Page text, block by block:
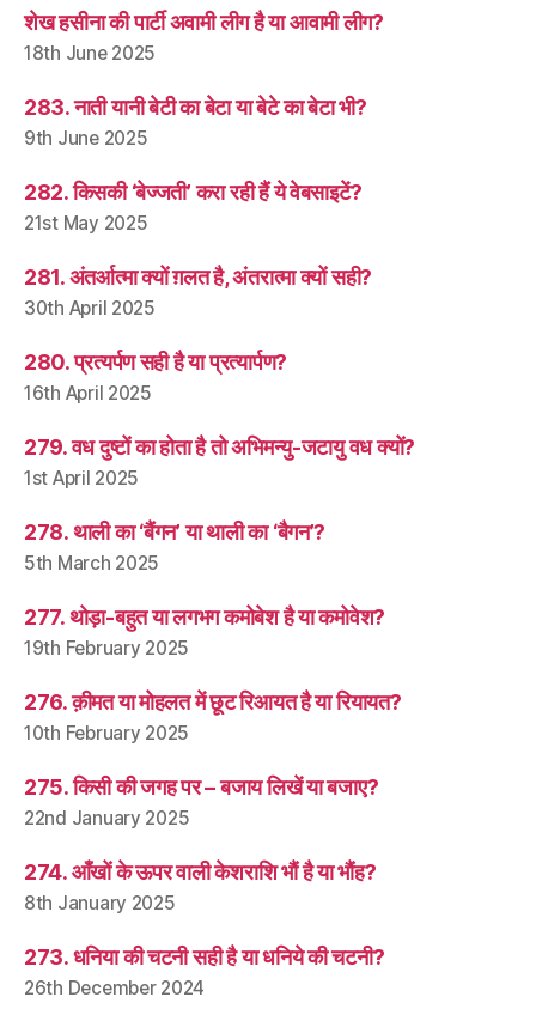
शेख हसीना की पार्टी अवामी लीग है या आवामी लीग?
18th June 2025
283. नाती यानी बेटी का बेटा या बेटे का बेटा भी?
9th June 2025
282. किसकी ‘बेज्जती’ करा रही हैं ये वेबसाइटें?
21st May 2025
281. अंतर्आत्मा क्यों ग़लत है, अंतरात्मा क्यों सही?
30th April 2025
280. प्रत्यर्पण सही है या प्रत्यार्पण?
16th April 2025
279. वध दुष्टों का होता है तो अभिमन्यु-जटायु वध क्यों?
1st April 2025
278. थाली का ‘बैंगन’ या थाली का ‘बैगन’?
5th March 2025
277. थोड़ा-बहुत या लगभग कमोबेश है या कमोवेश?
19th February 2025
276. क़ीमत या मोहलत में छूट रिआयत है या रियायत?
10th February 2025
275. किसी की जगह पर – बजाय लिखें या बजाए?
22nd January 2025
274. आँखों के ऊपर वाली केशराशि भौं है या भौंह?
8th January 2025
273. धनिया की चटनी सही है या धनिये की चटनी?
26th December 2024